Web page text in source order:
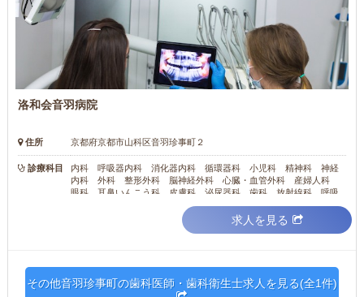
洛和会音羽病院
住所 京都府京都市山科区音羽珍事町２
診療科目
内科 呼吸器内科 消化器内科 循環器科 小児科 精神科 神経
内科 外科 整形外科 脳神経外科 心臓・血管外科 産婦人科
眼科 耳鼻いんこう科 皮膚科 泌尿器科 歯科 放射線科 呼吸
求人を見る
その他音羽珍事町の歯科医師・歯科衛生士求人を見る(全1件)